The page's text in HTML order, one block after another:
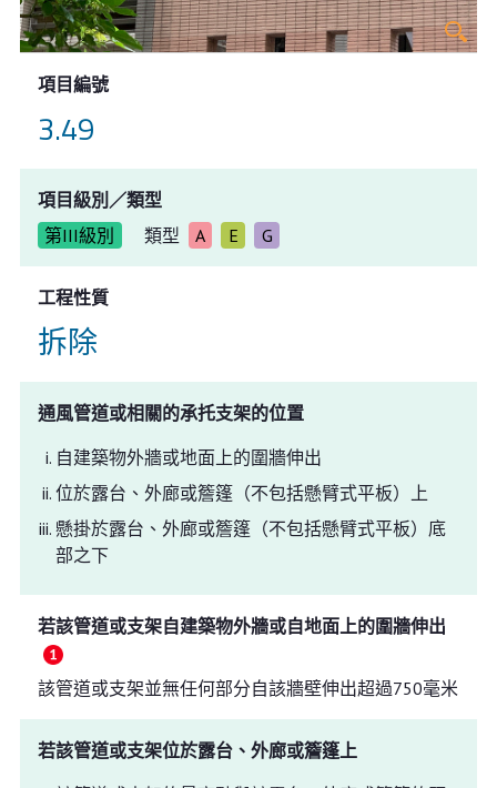
項目編號
3.49
項目級別／類型
第III級別
類型 A E G
工程性質
拆除
通風管道或相關的承托支架的位置
自建築物外牆或地面上的圍牆伸出
位於露台、外廊或簷篷（不包括懸臂式平板）上
懸掛於露台、外廊或簷篷（不包括懸臂式平板）底
部之下
若該管道或支架自建築物外牆或自地面上的圍牆伸出
該管道或支架並無任何部分自該牆壁伸出超過750毫米
若該管道或支架位於露台、外廊或簷篷上